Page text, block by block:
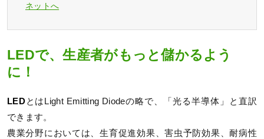
ネットへ
LEDで、生産者がもっと儲かるよう
に！
LEDとはLight Emitting Diodeの略で、「光る半導体」と直訳
できます。
農業分野においては、生育促進効果、害虫予防効果、耐病性